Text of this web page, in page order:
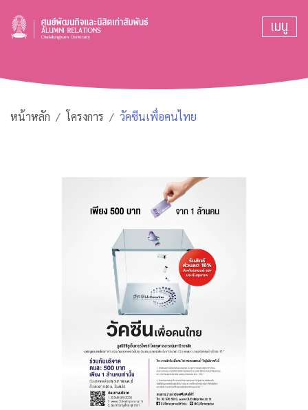
เมนู
หน้าหลัก โครงการ วัคซีนเพื่อคนไทย